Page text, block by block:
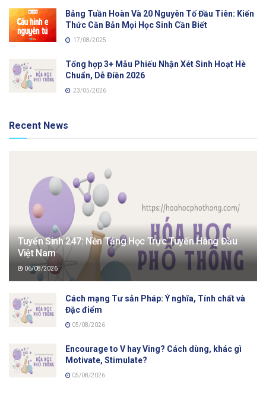
Bảng Tuần Hoàn Và 20 Nguyên Tố Đầu Tiên: Kiến
Thức Căn Bản Mọi Học Sinh Cần Biết
17/08/2025
Tổng hợp 3+ Mẫu Phiếu Nhận Xét Sinh Hoạt Hè
Chuẩn, Dễ Điền 2026
23/05/2026
Recent News
Tuyển Sinh 247: Nền Tảng Học Trực Tuyến Hàng Đầu
Việt Nam
06/08/2026
Cách mạng Tư sản Pháp: Ý nghĩa, Tính chất và
Đặc điểm
05/08/2026
Encourage to V hay Ving? Cách dùng, khác gì
Motivate, Stimulate?
05/08/2026